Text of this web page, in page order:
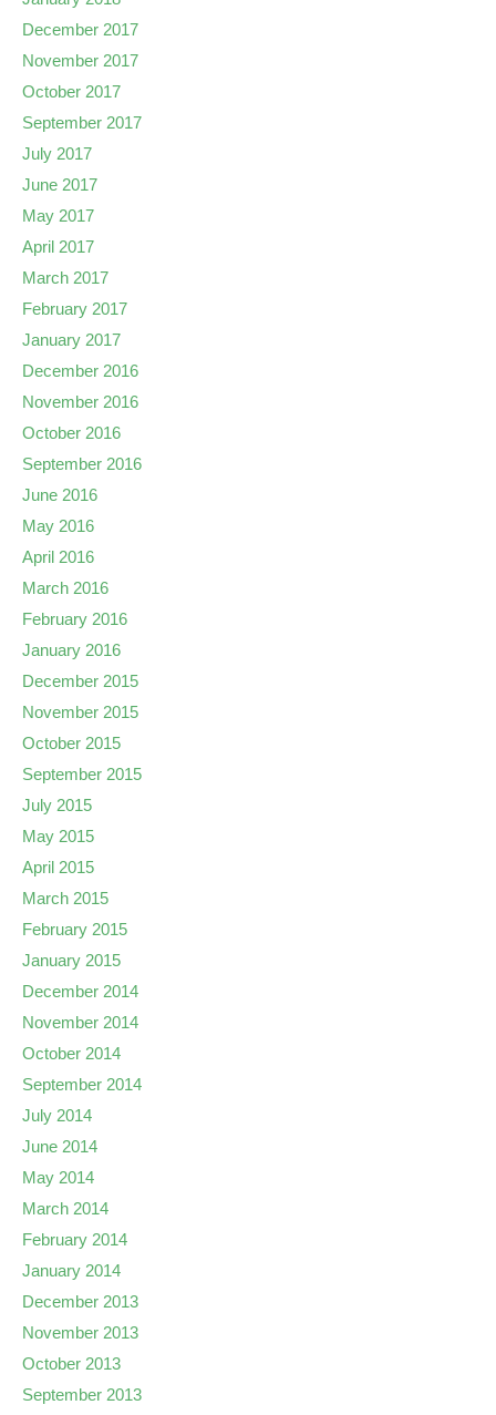
December 2017
November 2017
October 2017
September 2017
July 2017
June 2017
May 2017
April 2017
March 2017
February 2017
January 2017
December 2016
November 2016
October 2016
September 2016
June 2016
May 2016
April 2016
March 2016
February 2016
January 2016
December 2015
November 2015
October 2015
September 2015
July 2015
May 2015
April 2015
March 2015
February 2015
January 2015
December 2014
November 2014
October 2014
September 2014
July 2014
June 2014
May 2014
March 2014
February 2014
January 2014
December 2013
November 2013
October 2013
September 2013